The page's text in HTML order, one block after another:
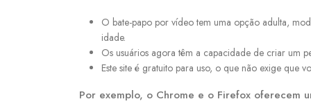
O bate-papo por vídeo tem uma opção adulta,
idade.
Os usuários agora têm a capacidade de criar um
Este site é gratuito para uso, o que não exige que
Por exemplo, o Chrome e o Firefox oferecem